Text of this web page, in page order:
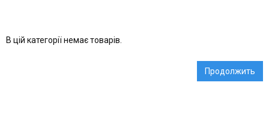
В цій категорії немає товарів.
Продолжить